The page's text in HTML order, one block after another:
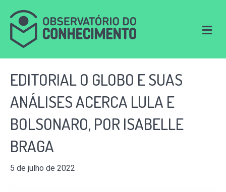
M
e
u
EDITORIAL O GLOBO E SUAS
ANÁLISES ACERCA LULA E
BOLSONARO, POR ISABELLE
BRAGA
5 de julho de 2022